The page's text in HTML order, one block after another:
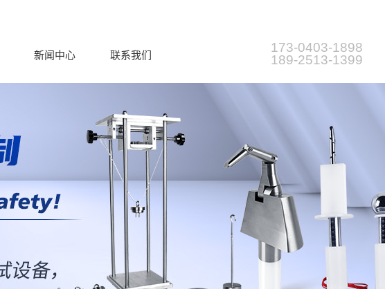
插头插座插销类检测仪器 充电桩 测试仪器
跌落、冲击试验类检测仪器 防火阻燃检测仪器
耦合器检测仪器 探针试验指检测工具
其他测量工具和量规
新闻中心
CLASSIFICATION
联系我们
173-0403-1898
189-2513-1399